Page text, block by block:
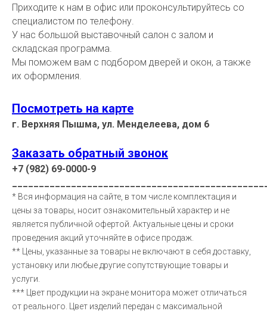
Приходите к нам в офис или проконсультируйтесь со
специалистом по телефону.
У нас большой выставочный салон с залом и
складская программа.
Мы поможем вам с подбором дверей и окон, а также
их оформления.
Посмотреть на карте
г. Верхняя Пышма, ул. Менделеева, дом 6
Заказать обратный звонок
+7 (982) 69-0000-9
* Вся информация на сайте, в том числе комплектация и
цены за товары, носит ознакомительный характер и не
является публичной офертой. Актуальные цены и сроки
проведения акций уточняйте в офисе продаж.
** Цены, указанные за товары не включают в себя доставку,
установку или любые другие сопутствующие товары и
услуги.
*** Цвет продукции на экране монитора может отличаться
от реального. Цвет изделий передан с максимальной